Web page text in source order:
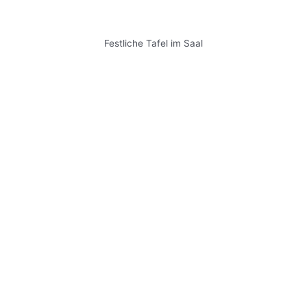
Festliche Tafel im Saal